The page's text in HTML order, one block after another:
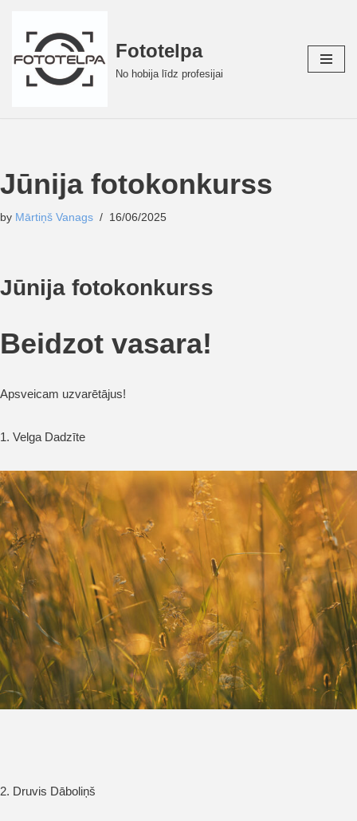
Skip
to
content
Fototelpa
No hobija līdz profesijai
Jūnija fotokonkurss
by Mārtiņš Vanags 16/06/2025
Jūnija fotokonkurss
Beidzot vasara!
Apsveicam uzvarētājus!
1. Velga Dadzīte
2. Druvis Dāboliņš